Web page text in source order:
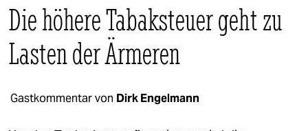
politik
öko
gesellschaft
Die höhere Tabaksteuer geht zu
Lasten der Ärmeren
Gastkommentar von Dirk Engelmann